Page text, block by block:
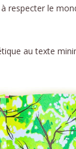
le
au texte